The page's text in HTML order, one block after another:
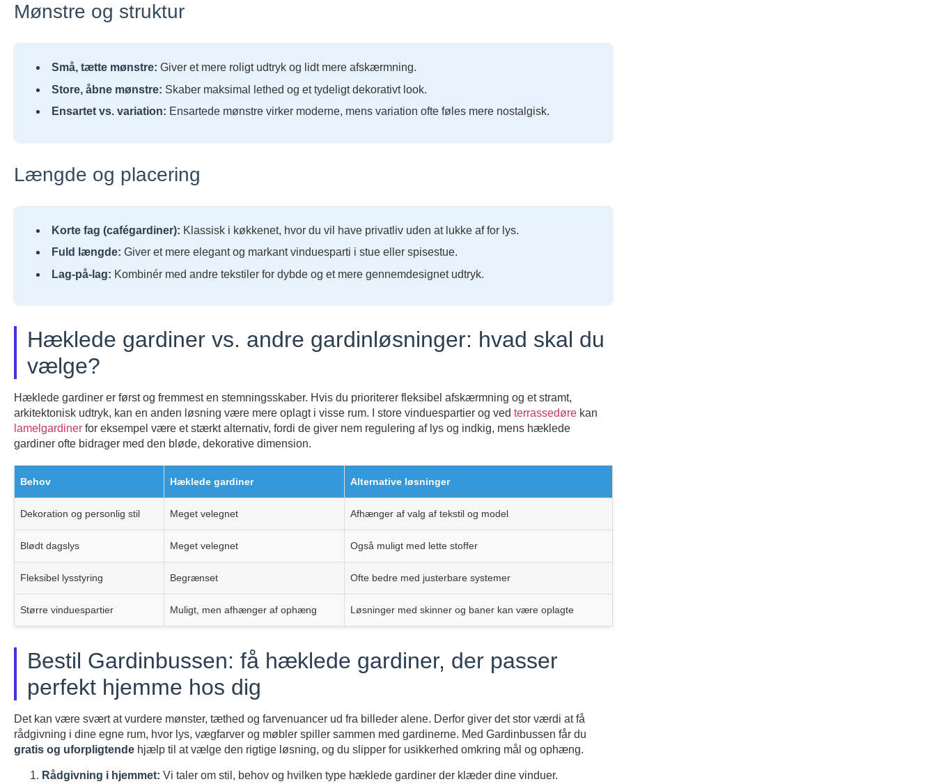
Mønstre og struktur
Små, tætte mønstre: Giver et mere roligt udtryk og lidt mere afskærmning.
Store, åbne mønstre: Skaber maksimal lethed og et tydeligt dekorativt look.
Ensartet vs. variation: Ensartede mønstre virker moderne, mens variation ofte føles mere nostalgisk.
Længde og placering
Korte fag (cafégardiner): Klassisk i køkkenet, hvor du vil have privatliv uden at lukke af for lys.
Fuld længde: Giver et mere elegant og markant vinduesparti i stue eller spisestue.
Lag-på-lag: Kombinér med andre tekstiler for dybde og et mere gennemdesignet udtryk.
Hæklede gardiner vs. andre gardinløsninger: hvad skal du
vælge?
Hæklede gardiner er først og fremmest en stemningsskaber. Hvis du prioriterer fleksibel afskærmning og et stramt,
arkitektonisk udtryk, kan en anden løsning være mere oplagt i visse rum. I store vinduespartier og ved terrassedøre kan
lamelgardiner for eksempel være et stærkt alternativ, fordi de giver nem regulering af lys og indkig, mens hæklede
gardiner ofte bidrager med den bløde, dekorative dimension.
Behov Hæklede gardiner Alternative løsninger
Dekoration og personlig stil Meget velegnet Afhænger af valg af tekstil og model
Blødt dagslys Meget velegnet Også muligt med lette stoffer
Fleksibel lysstyring Begrænset Ofte bedre med justerbare systemer
Større vinduespartier Muligt, men afhænger af ophæng Løsninger med skinner og baner kan være oplagte
Bestil Gardinbussen: få hæklede gardiner, der passer
perfekt hjemme hos dig
Det kan være svært at vurdere mønster, tæthed og farvenuancer ud fra billeder alene. Derfor giver det stor værdi at få
rådgivning i dine egne rum, hvor lys, vægfarver og møbler spiller sammen med gardinerne. Med Gardinbussen får du
gratis og uforpligtende hjælp til at vælge den rigtige løsning, og du slipper for usikkerhed omkring mål og ophæng.
Rådgivning i hjemmet: Vi taler om stil, behov og hvilken type hæklede gardiner der klæder dine vinduer.